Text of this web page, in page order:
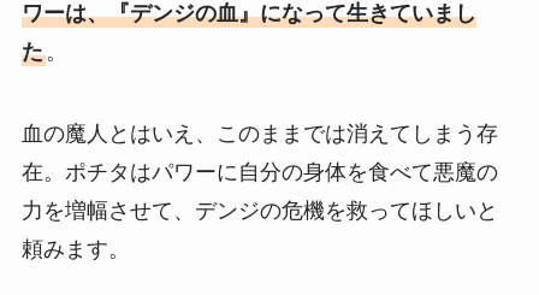
ワーは、『デンジの血』になって生きていまし
た。
血の魔人とはいえ、このままでは消えてしまう存
在。ポチタはパワーに自分の身体を食べて悪魔の
力を増幅させて、デンジの危機を救ってほしいと
頼みます。